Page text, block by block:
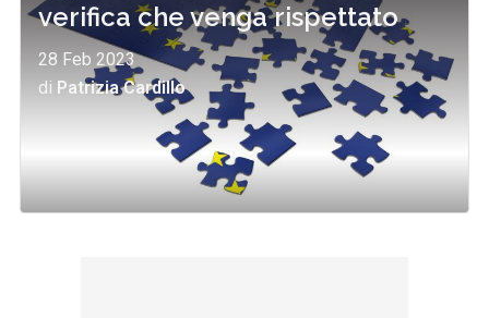
verifica che venga rispettato
28 Feb 2023
di Patrizia Cardillo